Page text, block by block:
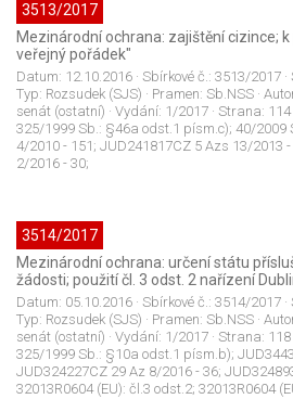
3513/2017
Mezinárodní ochrana: zajištění cizince;
veřejný pořádek"
Datum: 12.10.2016 · Sbírkové č.: 3513/2017
Typ: Rozsudek (SJS) · Pramen: Sb.NSS ·
senát (ostatní) · Vydání: 1/2017 · Strana: 114
325/1999 Sb.: §46a odst.1 písm.c); 40/2009
4/2010 - 151; JUD241817CZ 5 Azs 13/2013
2/2016 - 30;
3514/2017
Mezinárodní ochrana: určení státu
žádosti; použití čl. 3 odst. 2 nařízení Dublin
Datum: 05.10.2016 · Sbírkové č.: 3514/2017
Typ: Rozsudek (SJS) · Pramen: Sb.NSS ·
senát (ostatní) · Vydání: 1/2017 · Strana: 118
325/1999 Sb.: §10a odst.1 písm.b);
JUD324227CZ 29 Az 8/2016 - 36;
32013R0604 (EU): čl.3 odst.2; 32013R0604